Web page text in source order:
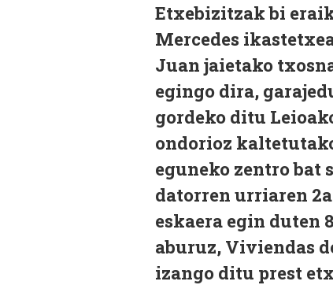
Etxebizitzak bi
Mercedes
Juan jaietako
egingo dira,
gordeko ditu
ondorioz
eguneko zentro bat
datorren urriaren
eskaera egin duten
aburuz, Viviendas
izango ditu prest